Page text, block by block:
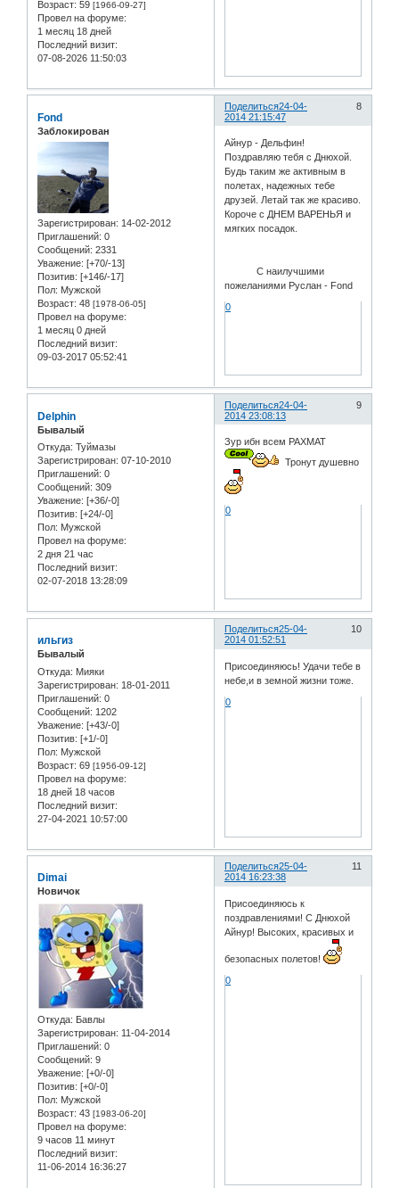
Возраст: 59 [1966-09-27]
Провел на форуме:
1 месяц 18 дней
Последний визит:
07-08-2026 11:50:03
Поделиться 8
24-04-
2014 21:15:47
Fond
Заблокирован
Зарегистрирован: 14-02-2012
Приглашений: 0
Сообщений: 2331
Уважение: [+70/-13]
Позитив: [+146/-17]
Пол: Мужской
Возраст: 48 [1978-06-05]
Провел на форуме:
1 месяц 0 дней
Последний визит:
09-03-2017 05:52:41
Айнур - Дельфин!
Поздравляю тебя с Днюхой.
Будь таким же активным в
полетах, надежных тебе
друзей. Летай так же красиво.
Короче с ДНЕМ ВАРЕНЬЯ и
мягких посадок.
С наилучшими
пожеланиями Руслан - Fond
0
Поделиться 9
24-04-
2014 23:08:13
Delphin
Бывалый
Откуда: Туймазы
Зарегистрирован: 07-10-2010
Приглашений: 0
Сообщений: 309
Уважение: [+36/-0]
Позитив: [+24/-0]
Пол: Мужской
Провел на форуме:
2 дня 21 час
Последний визит:
02-07-2018 13:28:09
Зур ибн всем РАХМАТ
Тронут душевно
0
Поделиться 10
25-04-
2014 01:52:51
ильгиз
Бывалый
Откуда: Мияки
Зарегистрирован: 18-01-2011
Приглашений: 0
Сообщений: 1202
Уважение: [+43/-0]
Позитив: [+1/-0]
Пол: Мужской
Возраст: 69 [1956-09-12]
Провел на форуме:
18 дней 18 часов
Последний визит:
27-04-2021 10:57:00
Присоединяюсь! Удачи тебе в
небе,и в земной жизни тоже.
0
Поделиться 11
25-04-
2014 16:23:38
Dimai
Новичок
Откуда: Бавлы
Зарегистрирован: 11-04-2014
Приглашений: 0
Сообщений: 9
Уважение: [+0/-0]
Позитив: [+0/-0]
Пол: Мужской
Возраст: 43 [1983-06-20]
Провел на форуме:
9 часов 11 минут
Последний визит:
11-06-2014 16:36:27
Присоединяюсь к
поздравлениями! С Днюхой
Айнур! Высоких, красивых и
безопасных полетов!
0